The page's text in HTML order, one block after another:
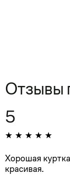
Отзывы
5
Хорошая
красивая.